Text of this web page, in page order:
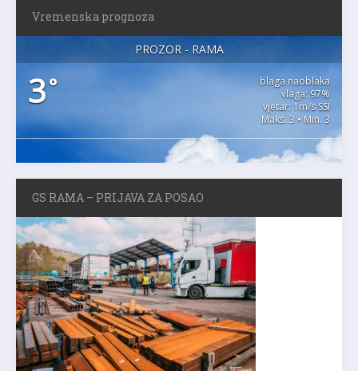
Vremenska prognoza
PROZOR - RAMA
3°
blaga naoblaka
vlaga: 97%
vjetar: 1m/s SSI
Maks. 3 • Min. 3
GS RAMA – PRIJAVA ZA POSAO